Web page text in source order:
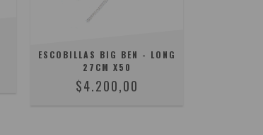
ESCOBILLAS BIG BEN - LONG
27CM X50
$4.200,00